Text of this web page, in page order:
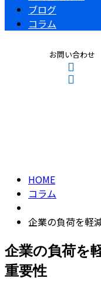
ブログ
コラム
お問い合わせ
HOME
コラム
企業の負荷を軽
企業の負荷を
重要性